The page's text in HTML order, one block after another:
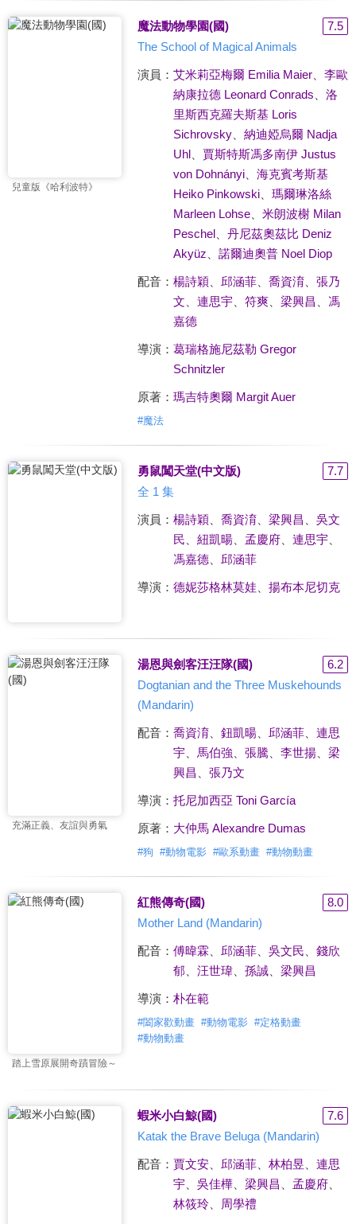
兒童版《哈利波特》
魔法動物學園(國)
7.5
The School of Magical Animals
演員： 艾米莉亞梅爾 Emilia Maier、 李歐
納康拉德 Leonard Conrads
洛
里斯西克羅夫斯基 Loris
Sichrovsky、 納迪婭烏爾 Nadja
Uhl、 賈斯特斯馮多南伊 Justus
von Dohnányi、 海克賓考斯基
Heiko Pinkowski、 瑪爾琳洛絲
Marleen Lohse、 米朗波榭 Milan
Peschel、 丹尼茲奧茲比 Deniz
Akyüz
諾爾迪奧普 Noel Diop
配音： 楊詩穎 邱涵菲、 喬資淯、 張乃
文
連思宇、 符爽、 梁興昌
馮
嘉德
導演： 葛瑞格施尼茲勒 Gregor
Schnitzler
原著： 瑪吉特奧爾 Margit Auer
#魔法
勇鼠闖天堂(中文版)
7.7
全 1 集
演員： 楊詩穎 喬資淯、 梁興昌
吳文
民
紐凱暘、 孟慶府、 連思宇、
馮嘉德、 邱涵菲
導演： 德妮莎格林莫娃、 揚布本尼切克
充滿正義、友誼與勇氣
湯恩與劍客汪汪隊(國)
6.2
Dogtanian and the Three Muskehounds
(Mandarin)
配音： 喬資淯、 鈕凱暘、 邱涵菲、 連思
宇、 馬伯強 張騰 李世揚、 梁
興昌
張乃文
導演： 托尼加西亞 Toni García
原著： 大仲馬 Alexandre Dumas
#狗 #動物電影 #歐系動畫 #動物動畫
踏上雪原展開奇蹟冒險～
紅熊傳奇(國)
8.0
Mother Land (Mandarin)
配音： 傅暐霖 邱涵菲、 吳文民
錢欣
郁、 汪世瑋、 孫誠、 梁興昌
導演： 朴在範
#闔家歡動畫 #動物電影 #定格動畫
#動物動畫
蝦米小白鯨(國)
7.6
Katak the Brave Beluga (Mandarin)
配音： 賈文安、 邱涵菲、 林柏昱
連思
宇、 吳佳樺、 梁興昌 孟慶府、
林筱玲、 周學禮